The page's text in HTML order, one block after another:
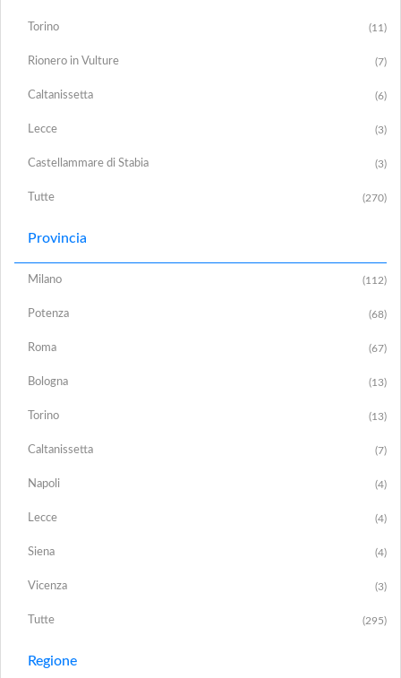
Torino (11)
Rionero in Vulture (7)
Caltanissetta (6)
Lecce (3)
Castellammare di Stabia (3)
Tutte (270)
Provincia
Milano (112)
Potenza (68)
Roma (67)
Bologna (13)
Torino (13)
Caltanissetta (7)
Napoli (4)
Lecce (4)
Siena (4)
Vicenza (3)
Tutte (295)
Regione